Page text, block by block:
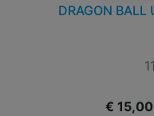
DRAGON BALL
€ 15,00